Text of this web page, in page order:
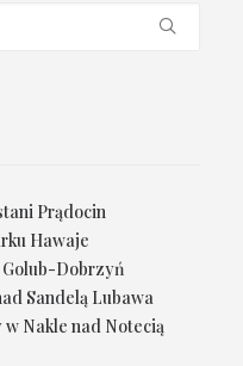
Prądocin
Hawaje
Dobrzyń
Sandelą Lubawa
w Nakle nad Notecią